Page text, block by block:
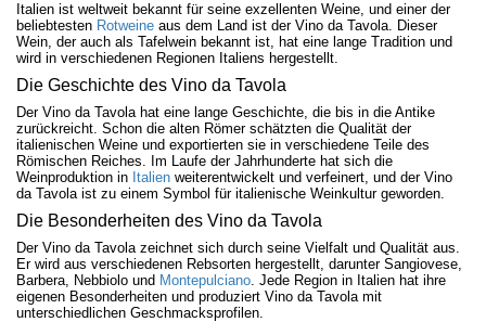
Italien ist weltweit bekannt für seine exzellenten Weine, und einer der
beliebtesten Rotweine aus dem Land ist der Vino da Tavola. Dieser
Wein, der auch als Tafelwein bekannt ist, hat eine lange Tradition und
wird in verschiedenen Regionen Italiens hergestellt.
Die Geschichte des Vino da Tavola
Der Vino da Tavola hat eine lange Geschichte, die bis in die Antike
zurückreicht. Schon die alten Römer schätzten die Qualität der
italienischen Weine und exportierten sie in verschiedene Teile des
Römischen Reiches. Im Laufe der Jahrhunderte hat sich die
Weinproduktion in Italien weiterentwickelt und verfeinert, und der Vino
da Tavola ist zu einem Symbol für italienische Weinkultur geworden.
Die Besonderheiten des Vino da Tavola
Der Vino da Tavola zeichnet sich durch seine Vielfalt und Qualität aus.
Er wird aus verschiedenen Rebsorten hergestellt, darunter Sangiovese,
Barbera, Nebbiolo und Montepulciano. Jede Region in Italien hat ihre
eigenen Besonderheiten und produziert Vino da Tavola mit
unterschiedlichen Geschmacksprofilen.